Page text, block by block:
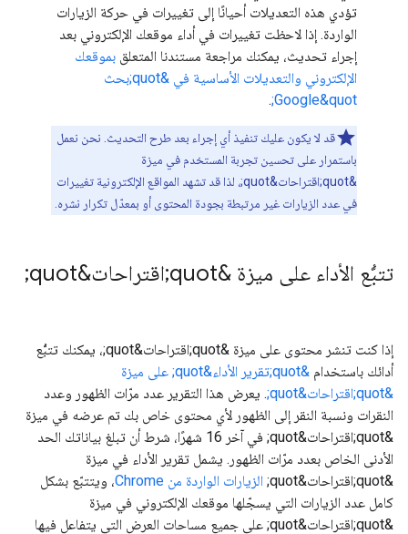
تؤدي هذه التعديلات أحيانًا إلى تغييرات في حركة الزيارات
الواردة. إذا لاحظت تغييرات في أداء موقعك الإلكتروني بعد
إجراء تحديث، يمكنك مراجعة مستندنا المتعلق بموقعك
الإلكتروني والتعديلات الأساسية في &quot;بحث
Google&quot;
.
قد لا يكون عليك تنفيذ أي إجراء بعد طرح التحديث. نحن نعمل
باستمرار على تحسين تجربة المستخدم في ميزة
&quot;اقتراحات&quot;، لذا قد تشهد المواقع الإلكترونية تغييرات
في عدد الزيارات غير مرتبطة بجودة المحتوى أو بمعدّل تكرار نشره.
تتبُّع الأداء على ميزة &quot;اقتراحات&quot;
إذا كنت تنشر محتوى على ميزة &quot;اقتراحات&quot;، يمكنك تتبُّع
أدائك باستخدام
&quot;تقرير الأداء&quot; على ميزة
&quot;اقتراحات&quot;
. يعرض هذا التقرير عدد مرّات الظهور وعدد
النقرات ونسبة النقر إلى الظهور لأي محتوى خاص بك تم عرضه في ميزة
&quot;اقتراحات&quot; في آخر 16 شهرًا، شرط أن تبلغ بياناتك الحد
الأدنى الخاص بعدد مرّات الظهور. يشمل تقرير الأداء في ميزة
&quot;اقتراحات&quot;
الزيارات الواردة من Chrome
، ويتتبّع بشكل
كامل عدد الزيارات التي يسجّلها موقعك الإلكتروني في ميزة
&quot;اقتراحات&quot; على جميع مساحات العرض التي يتفاعل فيها